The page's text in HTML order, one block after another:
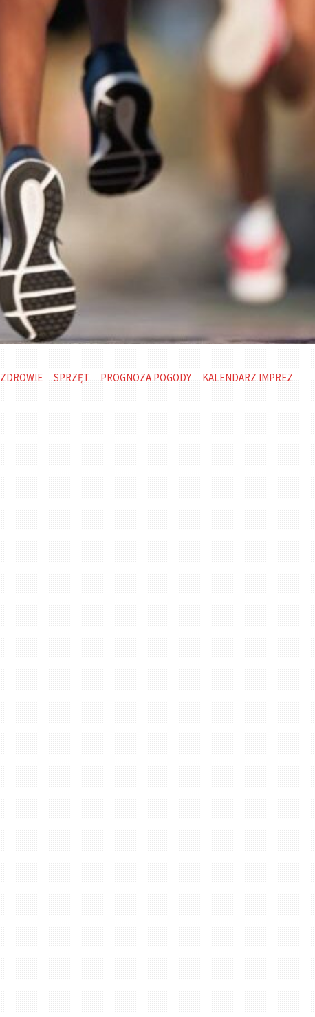
ZDROWIE SPRZĘT PROGNOZA POGODY KALENDARZ IMPREZ